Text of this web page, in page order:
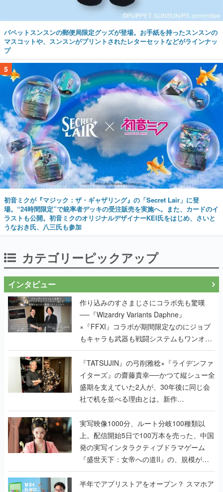
パペットスンスンの郵便局限定グッズが登場。お手紙を持ったスンスンの
マスコットや、スンスンがプリントされたレターセットなどがラインナッ
プ
5
初音ミクが『マジック：ザ・ギャザリング』の「Secret Lair」に登
場。“24時間限定”で統率者デッキの受注販売を実施へ。また、カードのイ
ラストも公開。初音ミクのオリジナルデザイナーKEI氏をはじめ、さいと
うなおき氏、八三氏も参加
カテゴリーピックアップ
インタビュー
作り込みのすさまじさにコラボ先も驚嘆
──『Wizardry Variants Daphne』
×『FFXI』コラボが期間限定なのにジョブ
もキャラも武器も戦闘システムもワンオフ
で作り込まれた理由を両ディレクターに聞
く
『TATSUJIN』の弓削雅稔×『ライデンファ
イターズ』の齋藤貴幸──かつて縦シュー全
盛期を支えていた2人が、30年後に同じ会
社で机を並べる理由とは。新作
『TATSUJIN EXTREME』で初タッグを組
んだレジェンド2人に訊く開発秘話
実写映像1000分、ルート分岐100種類以
上。配信開始5日で100万本を売った、中国
発の実写インタラクティブドラマゲーム
『盛世天下：女帝への道II』の、規模が違
うこだわりをプロデューサーに聞いた
半年でアプリストアをオープン？ スマホア